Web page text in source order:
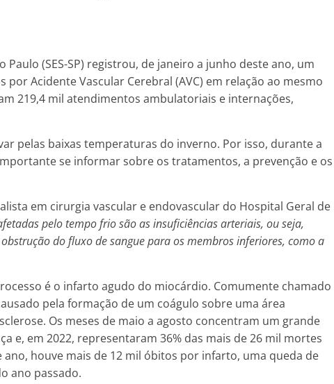
Paulo (SES-SP) registrou, de janeiro a junho deste ano, um
Acidente Vascular Cerebral (AVC) em relação ao mesmo
219,4 mil atendimentos ambulatoriais e internações,
pelas baixas temperaturas do inverno. Por isso, durante a
se informar sobre os tratamentos, a prevenção e os
em cirurgia vascular e endovascular do Hospital Geral de
pelo tempo frio são as insuficiências arteriais, ou seja,
do fluxo de sangue para os membros inferiores, como a
é o infarto agudo do miocárdio. Comumente chamado
pela formação de um coágulo sobre uma área
Os meses de maio a agosto concentram um grande
e, em 2022, representaram 36% das mais de 26 mil mortes
houve mais de 12 mil óbitos por infarto, uma queda de
ano passado.